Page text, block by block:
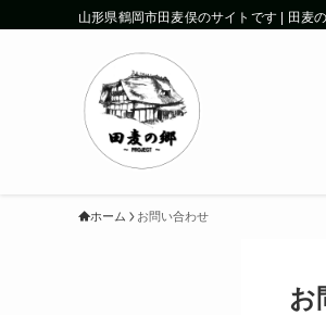
山形県鶴岡市田麦俣のサイトです | 田麦
ホーム お問い合わせ
お